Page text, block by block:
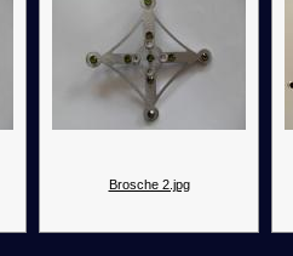
Brosche 2.jpg